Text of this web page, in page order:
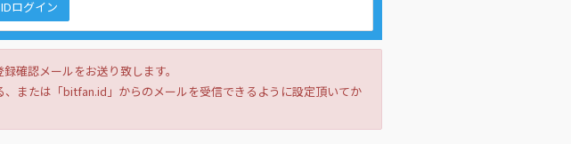
ログイン
確認メールをお送り致します。
または「bitfan.id」からのメールを受信できるように設定頂いてか